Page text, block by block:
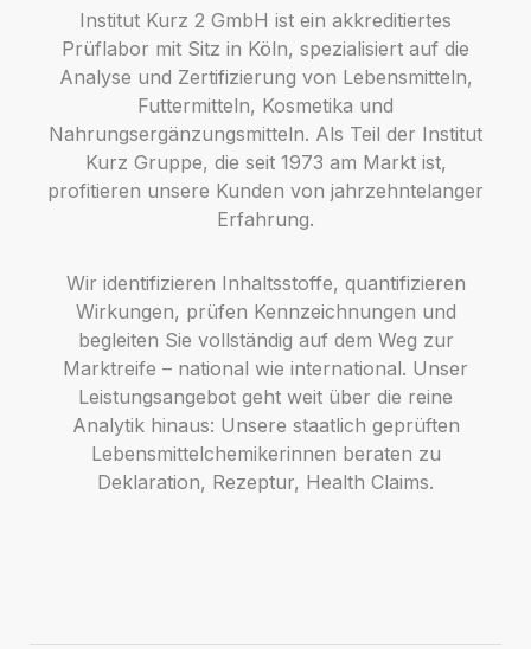
Institut Kurz 2 GmbH ist ein akkreditiertes
Prüflabor mit Sitz in Köln, spezialisiert auf die
Analyse und Zertifizierung von Lebensmitteln,
Futtermitteln, Kosmetika und
Nahrungsergänzungsmitteln. Als Teil der Institut
Kurz Gruppe, die seit 1973 am Markt ist,
profitieren unsere Kunden von jahrzehntelanger
Erfahrung.
Wir identifizieren Inhaltsstoffe, quantifizieren
Wirkungen, prüfen Kennzeichnungen und
begleiten Sie vollständig auf dem Weg zur
Marktreife – national wie international. Unser
Leistungsangebot geht weit über die reine
Analytik hinaus: Unsere staatlich geprüften
Lebensmittelchemikerinnen beraten zu
Deklaration, Rezeptur, Health Claims.